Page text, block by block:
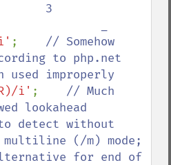
3
; // Somehow
to php.net
i' ; // Much
lookahead
detect without
(/m) mode;
for end of